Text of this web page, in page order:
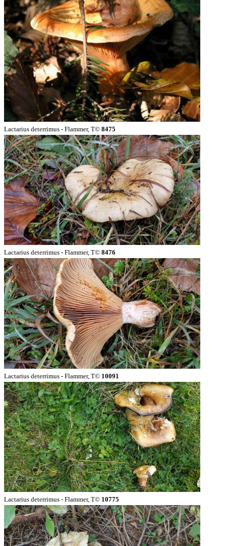
Lactarius deterrimus - Flammer, T© 8475
Lactarius deterrimus - Flammer, T© 8476
Lactarius deterrimus - Flammer, T© 10091
Lactarius deterrimus - Flammer, T© 10775